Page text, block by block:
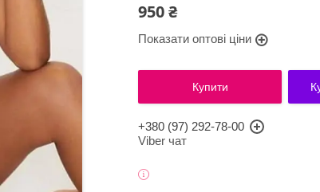
950 ₴
Показати оптові ціни
Купити
+380 (97) 292-78-00
Viber чат